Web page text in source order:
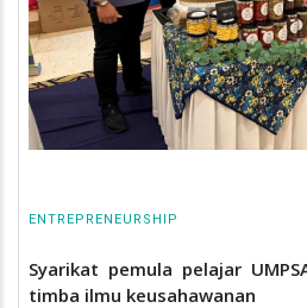
ENTREPRENEURSHIP
Syarikat pemula pelajar
timba ilmu keusahawanan